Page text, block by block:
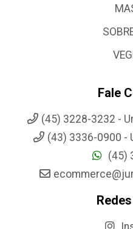
Fale
(45) 3228-3232 -
(43) 3336-0900 -
(45)